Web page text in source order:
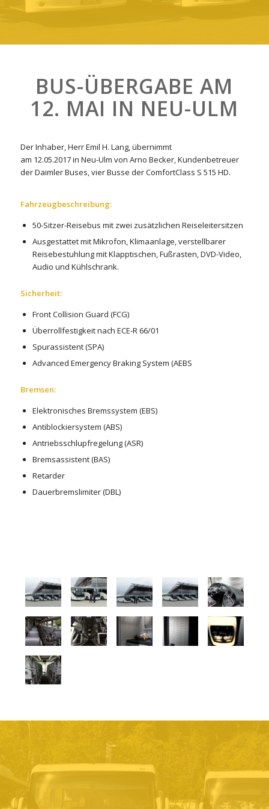
BUS-ÜBERGABE AM
12. MAI IN NEU-ULM
Der Inhaber,Herr Emil H. Lang, übernimmt
am 12.05.2017in Neu-Ulm von Arno Becker, Kundenbetreuer
derDaimler Buses, vier Busse derComfortClass S 515 HD.
Fahrzeugbeschreibung:
50-Sitzer-Reisebus mit zwei zusätzlichen Reiseleitersitzen
Ausgestattet mit Mikrofon, Klimaanlage, verstellbarer
Reisebestuhlung mit Klapptischen, Fußrasten, DVD-Video,
Audio und Kühlschrank.
Sicherheit:
Front Collision Guard (FCG)
Überrollfestigkeit nach ECE-R 66/01
Spurassistent (SPA)
Advanced Emergency Braking System (AEBS
Bremsen:
Elektronisches Bremssystem (EBS)
Antiblockiersystem (ABS)
Antriebsschlupfregelung (ASR)
Bremsassistent (BAS)
Retarder
Dauerbremslimiter (DBL)